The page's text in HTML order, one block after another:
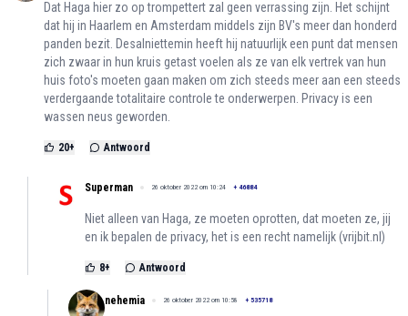
Dat Haga hier zo op trompettert zal geen verrassing zijn. Het schijnt
dat hij in Haarlem en Amsterdam middels zijn BV's meer dan honderd
panden bezit. Desalniettemin heeft hij natuurlijk een punt dat mensen
zich zwaar in hun kruis getast voelen als ze van elk vertrek van hun
huis foto's moeten gaan maken om zich steeds meer aan een steeds
verdergaande totalitaire controle te onderwerpen. Privacy is een
wassen neus geworden.
20+ Antwoord
Superman 26 oktober 2022 om 10:24 + 46884
Niet alleen van Haga, ze moeten oprotten, dat moeten ze, jij
en ik bepalen de privacy, het is een recht namelijk (vrijbit.nl)
8+ Antwoord
nehemia 26 oktober 2022 om 10:58 + 535718